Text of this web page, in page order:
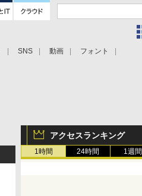
SNS 動画 フォント
アクセスランキング
1時間 24時間 1週間